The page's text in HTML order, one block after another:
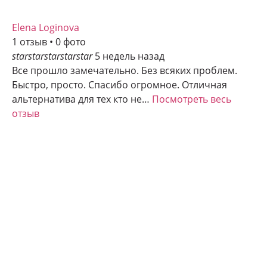
Elena Loginova
1 отзыв • 0 фото
starstarstarstarstar 5 недель назад
Все прошло замечательно. Без всяких проблем.
Быстро, просто. Спасибо огромное. Отличная
альтернатива для тех кто не… Посмотреть весь
отзыв